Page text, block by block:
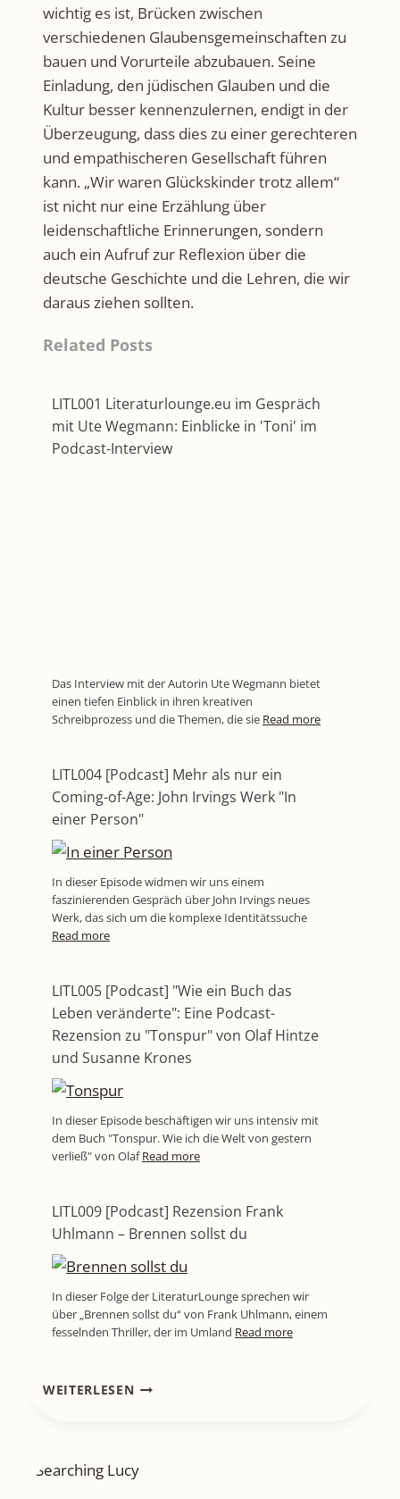
wichtig es ist, Brücken zwischen
verschiedenen Glaubensgemeinschaften zu
bauen und Vorurteile abzubauen. Seine
Einladung, den jüdischen Glauben und die
Kultur besser kennenzulernen, endigt in der
Überzeugung, dass dies zu einer gerechteren
und empathischeren Gesellschaft führen
kann. „Wir waren Glückskinder trotz allem“
ist nicht nur eine Erzählung über
leidenschaftliche Erinnerungen, sondern
auch ein Aufruf zur Reflexion über die
deutsche Geschichte und die Lehren, die wir
daraus ziehen sollten.
Related Posts
LITL001 Literaturlounge.eu im Gespräch
mit Ute Wegmann: Einblicke in 'Toni' im
Podcast-Interview
Das Interview mit der Autorin Ute Wegmann bietet
einen tiefen Einblick in ihren kreativen
Schreibprozess und die Themen, die sie Read more
LITL004 [Podcast] Mehr als nur ein
Coming-of-Age: John Irvings Werk "In
einer Person"
In dieser Episode widmen wir uns einem
faszinierenden Gespräch über John Irvings neues
Werk, das sich um die komplexe Identitätssuche
Read more
LITL005 [Podcast] "Wie ein Buch das
Leben veränderte": Eine Podcast-
Rezension zu "Tonspur" von Olaf Hintze
und Susanne Krones
In dieser Episode beschäftigen wir uns intensiv mit
dem Buch "Tonspur. Wie ich die Welt von gestern
verließ" von OlafRead more
LITL009 [Podcast] Rezension Frank
Uhlmann – Brennen sollst du
In dieser Folge der LiteraturLounge sprechen wir
über „Brennen sollst du“ von Frank Uhlmann, einem
fesselnden Thriller, der im Umland Read more
WEITERLESENLITL794
GESCHICHTE